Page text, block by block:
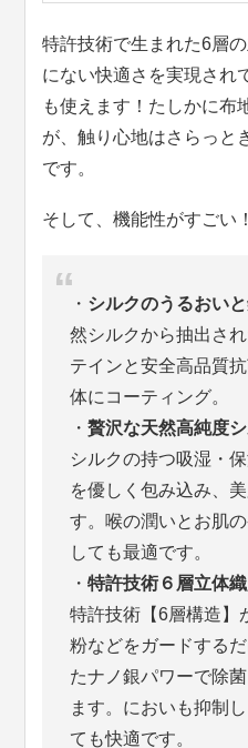
特許技術で生まれた6層
にない快適さを実現され
も使えます！たしかに布
が、触り心地はさらっと
です。
そして、機能性がすごい！
・ シルクのうるおい
然シルクから抽出さ
テインと安全高品質
体にコーティング。
・贅沢な天然高純度
シルクの持つ吸湿・
を優しく包み込み、
す。喉の潤いとお肌
しても最適です。
・特許技術６層立体
特許技術【6層構造】
粉などをガードする
たナノ銀パワーで除
ます。においも抑制
ても快適です。